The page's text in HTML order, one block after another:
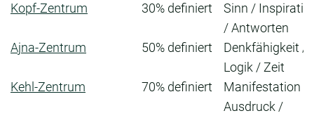
Kopf-Zentrum 30% definiert
Sinn /
/ Antworten
Ajna-Zentrum
50% definiert
Denkfähigkeit /
Logik / Zeit
Kehl-Zentrum
70% definiert
Manifestation /
Ausdruck /